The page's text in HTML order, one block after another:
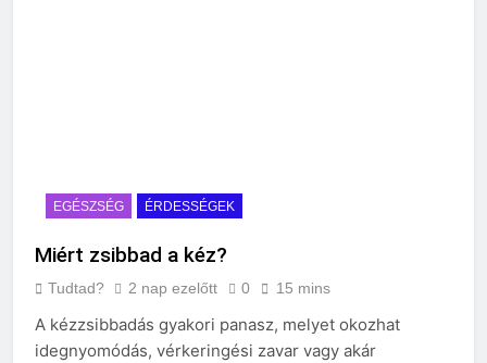
EGÉSZSÉG ÉRDESSÉGEK
Miért zsibbad a kéz?
Tudtad? 2 nap ezelőtt 0 15 mins
A kézzsibbadás gyakori panasz, melyet okozhat
idegnyomódás, vérkeringési zavar vagy akár